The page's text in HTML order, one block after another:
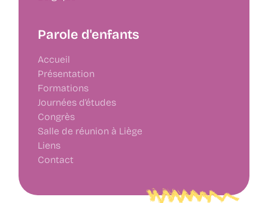
Parole d'enfants
Accueil
Présentation
Formations
Journées d’études
Congrès
Salle de réunion à Liège
Liens
Contact